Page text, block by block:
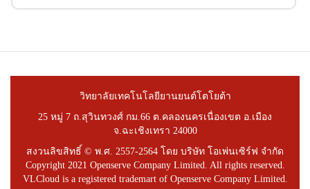
วิทยาลัยเทคโนโลยียานยนต์โตโยต้า
25 หมู่ 7 ถ.สุวินทวงศ์ กม.66 ต.คลองนครเนื่องเขต อ.เมือง
จ.ฉะเชิงเทรา 24000
สงวนลิขสิทธิ์ © พ.ศ. 2557-2564 โดย บริษัท โอเพ่นเซิร์ฟ จำกัด
Copyright 2021 Openserve Company Limited. All rights reserved.
VLCloud is a registered trademart of Openserve Company Limited.